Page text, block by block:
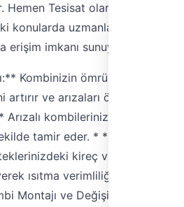
Hemen Tesisat olarak,
konularda uzmanlaşmış,
erişim imkanı sunuyoruz:
Kombinizin ömrünü
ve arızaları önler. *
kombilerinizi hızlı
tamir eder. * **Petek
kireç ve
ısıtma verimliliğini
Montajı ve Değişimi:**